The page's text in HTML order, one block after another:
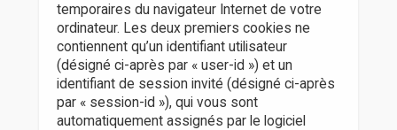
temporaires du navigateur Internet de votre
ordinateur. Les deux premiers cookies ne
contiennent qu’un identifiant utilisateur
(désigné ci-après par « user-id ») et un
identifiant de session invité (désigné ci-après
par « session-id »), qui vous sont
automatiquement assignés par le logiciel